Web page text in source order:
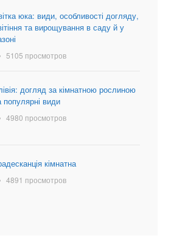
юка: види, особливості догляду,
та вирощування в саду й у
5105 просмотров
догляд за кімнатною рослиною
популярні види
4980 просмотров
кімнатна
4891 просмотров